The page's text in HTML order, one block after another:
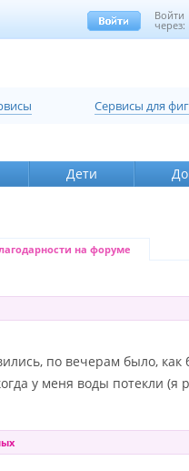
Войти
через:
Cервисы для
Дети
на форуме
по вечерам было,
у меня воды потекли (я